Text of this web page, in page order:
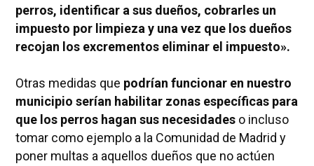
perros, identificar a sus dueños, cobrarles un
impuesto por limpieza y una vez que los dueños
recojan los excrementos eliminar el impuesto».
Otras medidas que podrían funcionar en nuestro
municipio serían habilitar zonas específicas para
que los perros hagan sus necesidadeso incluso
tomar como ejemplo a la Comunidad de Madrid y
poner multas a aquellos dueños que no actúen